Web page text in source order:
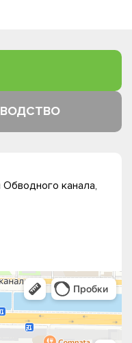
канала,